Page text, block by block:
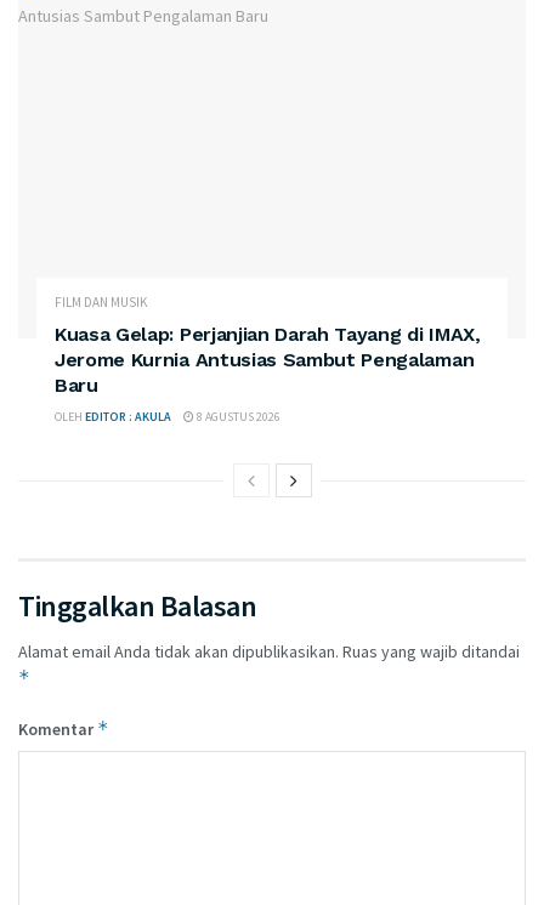
FILM DAN MUSIK
Kuasa Gelap: Perjanjian Darah Tayang di IMAX,
Jerome Kurnia Antusias Sambut Pengalaman
Baru
OLEH EDITOR : AKULA 8 AGUSTUS 2026
Tinggalkan Balasan
Alamat email Anda tidak akan dipublikasikan. Ruas yang wajib ditandai
*
Komentar*